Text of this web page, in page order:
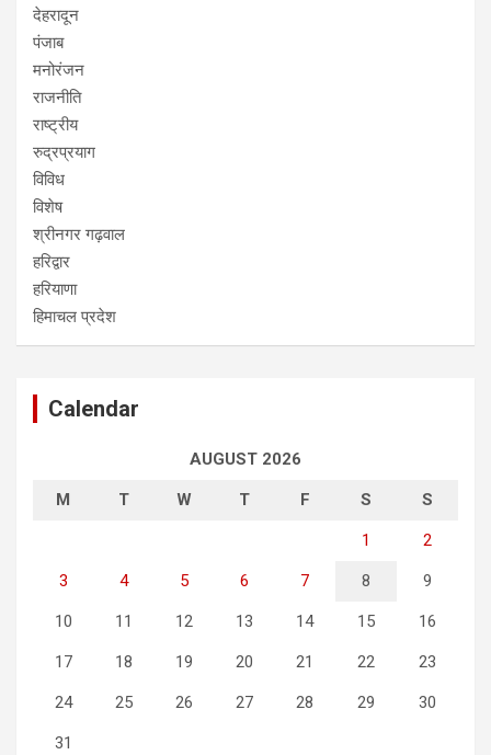
देहरादून
पंजाब
मनोरंजन
राजनीति
राष्ट्रीय
रुद्रप्रयाग
विविध
विशेष
श्रीनगर गढ़वाल
हरिद्वार
हरियाणा
हिमाचल प्रदेश
Calendar
AUGUST 2026
M T W T F S S
1 2
3 4 5 6 7 8 9
10 11 12 13 14 15 16
17 18 19 20 21 22 23
24 25 26 27 28 29 30
31